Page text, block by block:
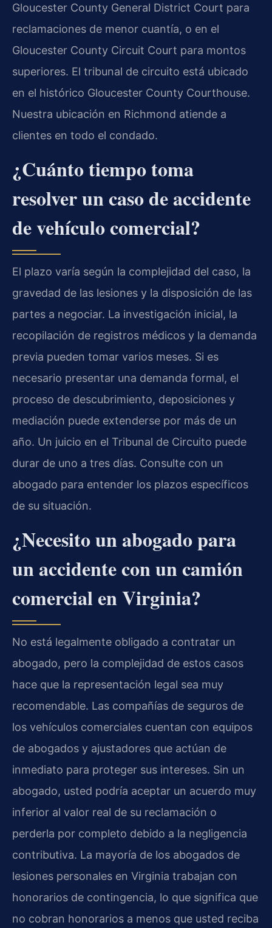
Gloucester County General District Court para
reclamaciones de menor cuantía, o en el
Gloucester County Circuit Court para montos
superiores. El tribunal de circuito está ubicado
en el histórico Gloucester County Courthouse.
Nuestra ubicación en Richmond atiende a
clientes en todo el condado.
¿Cuánto tiempo toma
resolver un caso de accidente
de vehículo comercial?
El plazo varía según la complejidad del caso, la
gravedad de las lesiones y la disposición de las
partes a negociar. La investigación inicial, la
recopilación de registros médicos y la demanda
previa pueden tomar varios meses. Si es
necesario presentar una demanda formal, el
proceso de descubrimiento, deposiciones y
mediación puede extenderse por más de un
año. Un juicio en el Tribunal de Circuito puede
durar de uno a tres días. Consulte con un
abogado para entender los plazos específicos
de su situación.
¿Necesito un abogado para
un accidente con un camión
comercial en Virginia?
No está legalmente obligado a contratar un
abogado, pero la complejidad de estos casos
hace que la representación legal sea muy
recomendable. Las compañías de seguros de
los vehículos comerciales cuentan con equipos
de abogados y ajustadores que actúan de
inmediato para proteger sus intereses. Sin un
abogado, usted podría aceptar un acuerdo muy
inferior al valor real de su reclamación o
perderla por completo debido a la negligencia
contributiva. La mayoría de los abogados de
lesiones personales en Virginia trabajan con
honorarios de contingencia, lo que significa que
no cobran honorarios a menos que usted reciba